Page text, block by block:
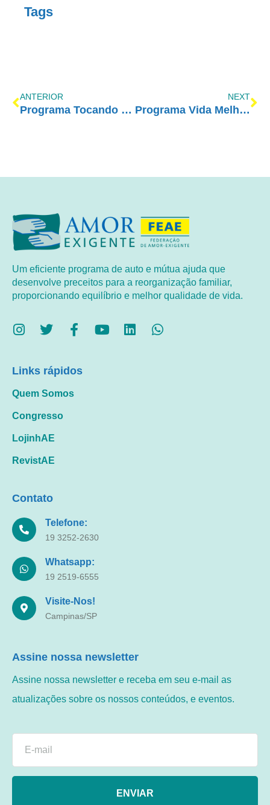
Tags
ANTERIOR
Programa Tocando em Frente Família com Amor-Exigente – 04/02
NEXT
Programa Vida Melhor – RedeVida – 06/02
Um eficiente programa de auto e mútua ajuda que
desenvolve preceitos para a reorganização familiar,
proporcionando equilíbrio e melhor qualidade de vida.
Links rápidos
Quem Somos
Congresso
LojinhAE
RevistAE
Contato
Telefone:
19 3252-2630
Whatsapp:
19 2519-6555
Visite-Nos!
Campinas/SP
Assine nossa newsletter
Assine nossa newsletter e receba em seu e-mail as
atualizações sobre os nossos conteúdos, e eventos.
ENVIAR